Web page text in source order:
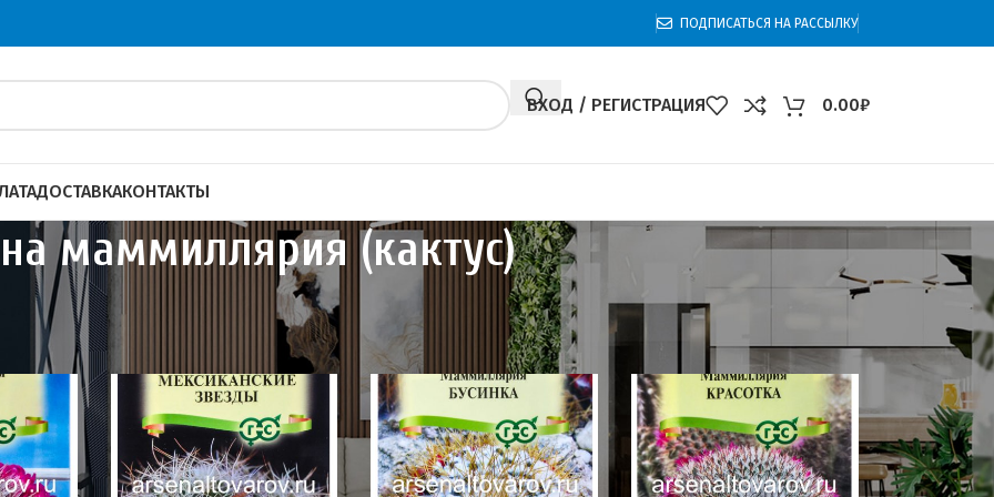
ПОДПИСАТЬСЯ НА РАССЫЛКУ
ВХОД / РЕГИСТРАЦИЯ 0.00₽
ДОСТАВКАКОНТАКТЫ
маммиллярия (кактус)
сидераты Семена цветов
Семена маммиллярия (кактус)
60